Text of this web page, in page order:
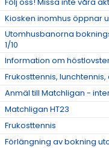
Kiosken inomhus öppnar
Utomhusbanorna
1/10
Information om
Frukosttennis,
Anmäl till Matchligan -
Matchligan HT23
Frukosttennis
Förlängning av bokning